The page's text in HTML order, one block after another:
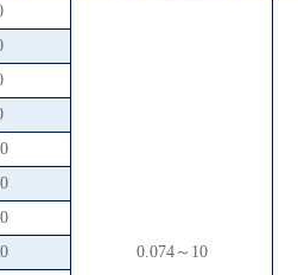
0.074～10